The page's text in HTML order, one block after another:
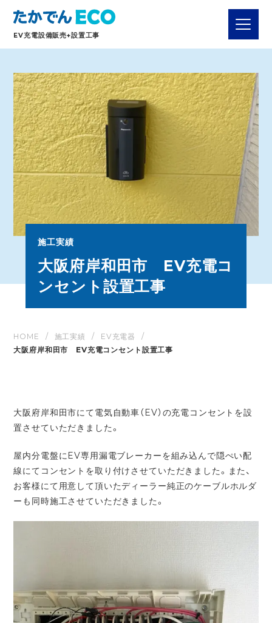
EV充電設備販売+設置工事
施工実績
大阪府岸和田市 EV充電コ
ンセント設置工事
HOME 施工実績
EV充電器
大阪府岸和田市 EV充電コンセント設置工事
大阪府岸和田市にて電気自動車（EV）の充電コンセントを設
置させていただきました。
屋内分電盤にEV専用漏電ブレーカーを組み込んで隠ぺい配
線にてコンセントを取り付けさせていただきました。また、
お客様にて用意して頂いたディーラー純正のケーブルホルダ
ーも同時施工させていただきました。